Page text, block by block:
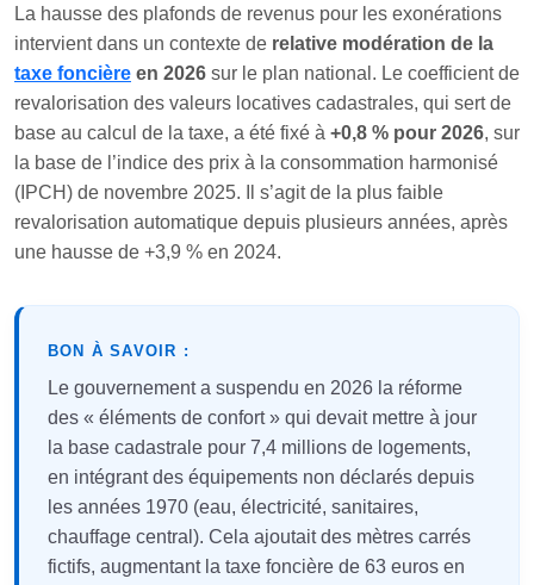
La hausse des plafonds de revenus pour les exonérations
intervient dans un contexte de relative modération de la
taxe foncière en 2026 sur le plan national. Le coefficient de
revalorisation des valeurs locatives cadastrales, qui sert de
base au calcul de la taxe, a été fixé à +0,8 % pour 2026, sur
la base de l’indice des prix à la consommation harmonisé
(IPCH) de novembre 2025. Il s’agit de la plus faible
revalorisation automatique depuis plusieurs années, après
une hausse de +3,9 % en 2024.
BON À SAVOIR :
Le gouvernement a suspendu en 2026 la réforme
des « éléments de confort » qui devait mettre à jour
la base cadastrale pour 7,4 millions de logements,
en intégrant des équipements non déclarés depuis
les années 1970 (eau, électricité, sanitaires,
chauffage central). Cela ajoutait des mètres carrés
fictifs, augmentant la taxe foncière de 63 euros en